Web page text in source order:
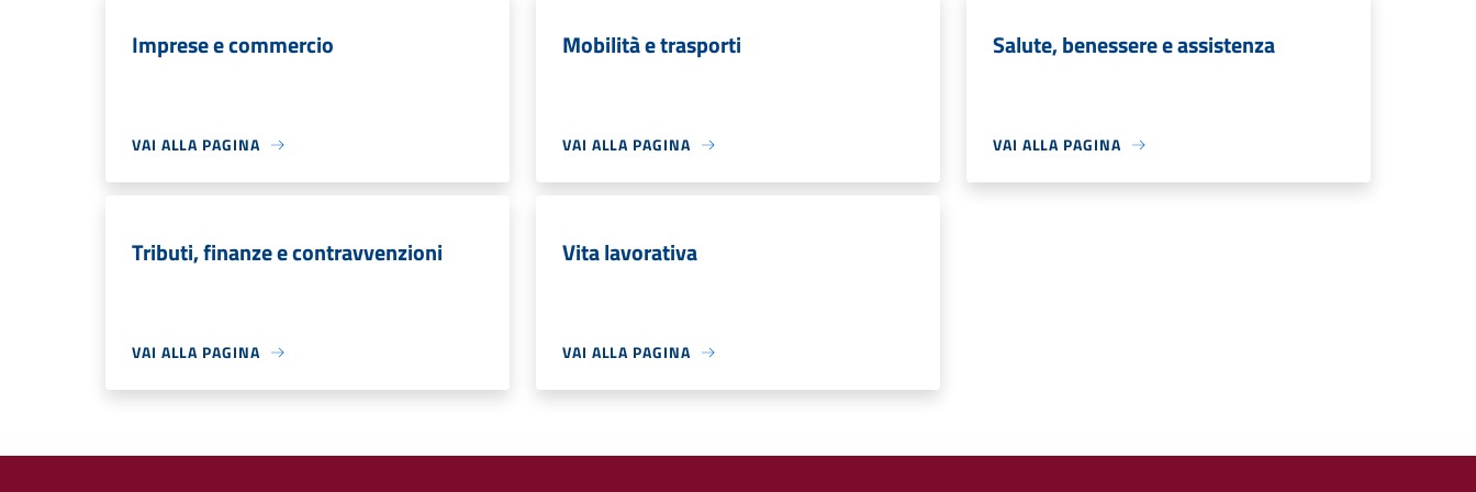
Imprese e commercio
VAI ALLA PAGINA
Mobilità e trasporti
VAI ALLA PAGINA
Salute, benessere e assistenza
VAI ALLA PAGINA
Tributi, finanze e contravvenzioni
VAI ALLA PAGINA
Vita lavorativa
VAI ALLA PAGINA